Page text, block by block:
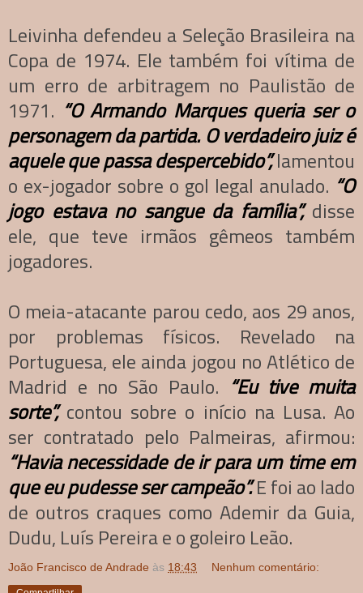
Leivinha defendeu a Seleção Brasileira na
Copa de 1974. Ele também foi vítima de
um erro de arbitragem no Paulistão de
1971. “O Armando Marques queria ser o
personagem da partida. O verdadeiro juiz é
aquele que passa despercebido”,lamentou
o ex-jogador sobre o gol legal anulado. “O
jogo estava no sangue da família”,disse
ele, que teve irmãos gêmeos também
jogadores.
O meia-atacante parou cedo, aos 29 anos,
por problemas físicos. Revelado na
Portuguesa, ele ainda jogou no Atlético de
Madrid e no São Paulo. “Eu tive muita
sorte”,contou sobre o início na Lusa. Ao
ser contratado pelo Palmeiras, afirmou:
“Havia necessidade de ir para um time em
que eu pudesse ser campeão”.E foi ao lado
de outros craques como Ademir da Guia,
Dudu, Luís Pereira e o goleiro Leão.
João Francisco de Andrade às 18:43 Nenhum comentário: